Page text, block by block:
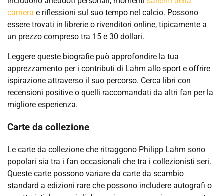
carriera e riflessioni sul suo tempo nel calcio. Possono
essere trovati in librerie o rivenditori online, tipicamente a
un prezzo compreso tra 15 e 30 dollari.
Leggere queste biografie può approfondire la tua
apprezzamento per i contributi di Lahm allo sport e offrire
ispirazione attraverso il suo percorso. Cerca libri con
recensioni positive o quelli raccomandati da altri fan per la
migliore esperienza.
Carte da collezione
Le carte da collezione che ritraggono Philipp Lahm sono
popolari sia tra i fan occasionali che tra i collezionisti seri.
Queste carte possono variare da carte da scambio
standard a edizioni rare che possono includere autografi o